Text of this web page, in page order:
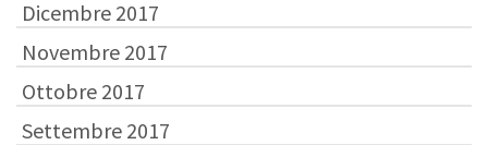
Dicembre 2017
Novembre 2017
Ottobre 2017
Settembre 2017